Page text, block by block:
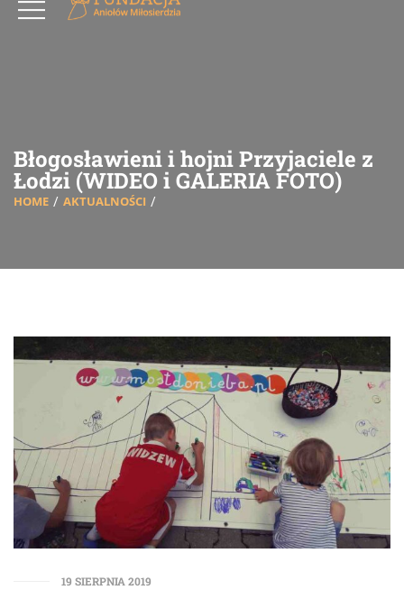
Błogosławieni i hojni Przyjaciele z
Łodzi (WIDEO i GALERIA FOTO)
HOME AKTUALNOŚCI
19 SIERPNIA 2019